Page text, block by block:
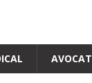
AVOCAT